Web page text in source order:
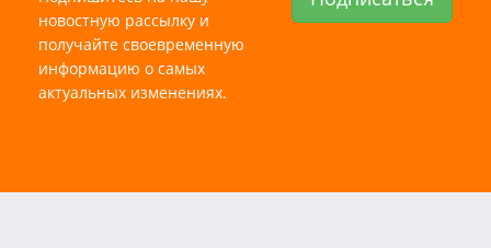
новостную рассылку и
получайте своевременную
информацию о самых
актуальных изменениях.